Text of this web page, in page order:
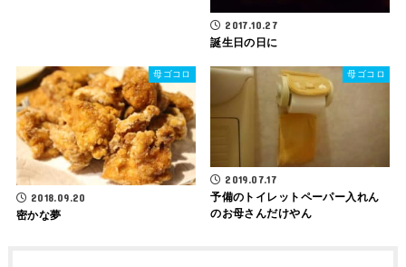
2017.10.27
誕生日の日に
母ゴコロ
2018.09.20
密かな夢
母ゴコロ
2019.07.17
予備のトイレットペーパー入れん
のお母さんだけやん